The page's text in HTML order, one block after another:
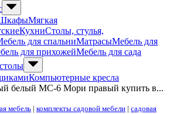
Мягкая
КухниСтолы, стулья,
для спальниМатрасыМебель для
для прихожейМебель для сада
Компьютерные кресла
белый МС-6 Мори правый купить в...
мебель | комплекты садовой мебели | садовая